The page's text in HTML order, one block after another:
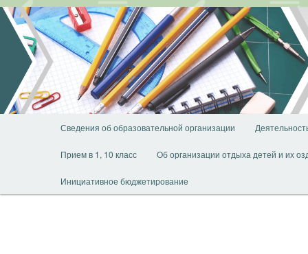
Перейти
основному
содержимому
Сведения об образовательной организации
Прием в 1, 10 класс Об организации отдыха детей и их
Инициативное бюджетирование